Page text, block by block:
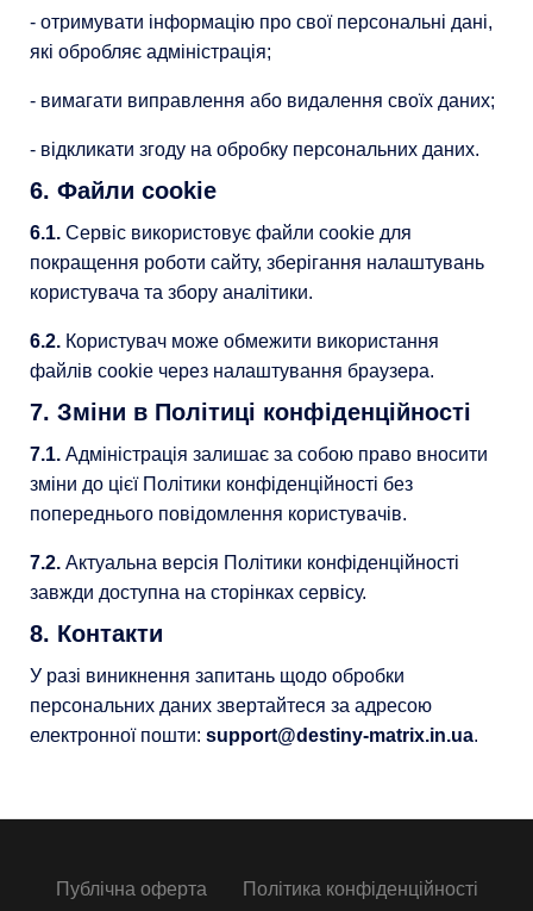
- отримувати інформацію про свої персональні дані,
які обробляє адміністрація;
- вимагати виправлення або видалення своїх даних;
- відкликати згоду на обробку персональних даних.
6. Файли cookie
6.1. Сервіс використовує файли cookie для
покращення роботи сайту, зберігання налаштувань
користувача та збору аналітики.
6.2. Користувач може обмежити використання
файлів cookie через налаштування браузера.
7. Зміни в Політиці конфіденційності
7.1. Адміністрація залишає за собою право вносити
зміни до цієї Політики конфіденційності без
попереднього повідомлення користувачів.
7.2. Актуальна версія Політики конфіденційності
завжди доступна на сторінках сервісу.
8. Контакти
У разі виникнення запитань щодо обробки
персональних даних звертайтеся за адресою
електронної пошти: support@destiny-matrix.in.ua.
Публічна оферта Політика конфіденційності